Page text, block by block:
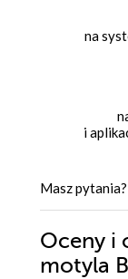
na
i
Masz
Oceny i
motyla